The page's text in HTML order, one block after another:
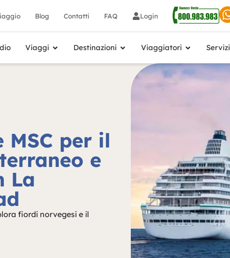
Blog Contatti FAQ Login
Viaggi Destinazioni Viaggiatori Servizi
per il
e
La
fiordi norvegesi e il